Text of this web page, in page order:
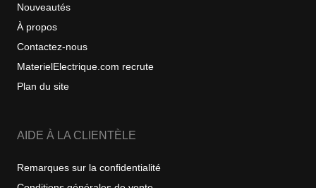
Nouveautés
À propos
Contactez-nous
MaterielElectrique.com recrute
Plan du site
AIDE À LA CLIENTÈLE
Remarques sur la confidentialité